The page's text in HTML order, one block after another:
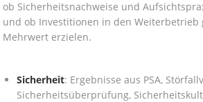
ob Sicherheitsnachweise und
und ob Investitionen in den
Mehrwert erzielen.
Sicherheit: Ergebnisse aus PSA,
Sicherheitsüberprüfung,